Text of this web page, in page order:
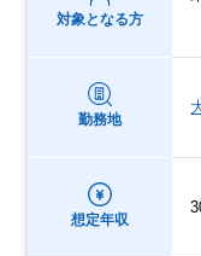
対象となる方
勤務地
想定年収